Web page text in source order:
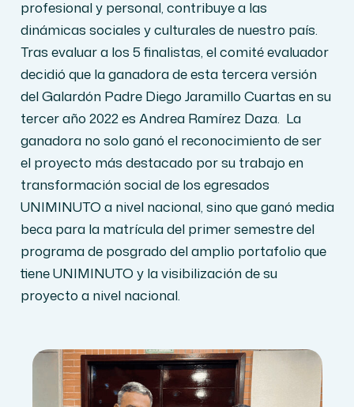
profesional y personal, contribuye a las
dinámicas sociales y culturales de nuestro país.
Tras evaluar a los 5 finalistas, el comité evaluador
decidió que la ganadora de esta tercera versión
del Galardón Padre Diego Jaramillo Cuartas en su
tercer año 2022 es Andrea Ramírez Daza. La
ganadora no solo ganó el reconocimiento de ser
el proyecto más destacado por su trabajo en
transformación social de los egresados
UNIMINUTO a nivel nacional, sino que ganó media
beca para la matrícula del primer semestre del
programa de posgrado del amplio portafolio que
tiene UNIMINUTO y la visibilización de su
proyecto a nivel nacional.